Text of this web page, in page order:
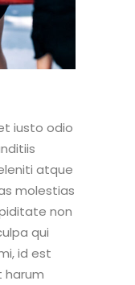
iusto odio
atque
molestias
non
qui
id est
harum